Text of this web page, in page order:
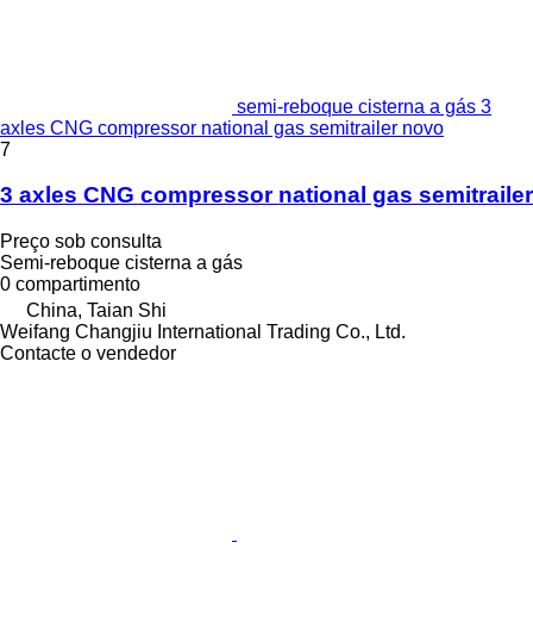
semi-reboque cisterna a gás 3
axles CNG compressor national gas semitrailer novo
7
3 axles CNG compressor national gas semitrailer
Preço sob consulta
Semi-reboque cisterna a gás
0 compartimento
China, Taian Shi
Weifang Changjiu International Trading Co., Ltd.
Contacte o vendedor